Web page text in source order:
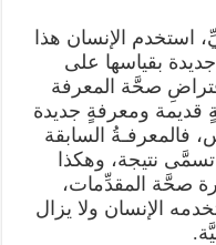
استخدم الإنسان هذا
بقياسها على
صحَّة المعرفة
قديمة ومعرفةٍ جديدة
فالمعرفـةُ السابقة
نتيجة، وهكذا
صحَّة المقدِّمات،
الإنسان ولا يزال